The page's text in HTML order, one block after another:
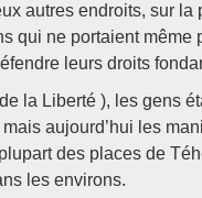
autres endroits, sur
qui ne portaient même
leurs droits
la Liberté ), les gens
aujourd’hui les
des places de
les environs.